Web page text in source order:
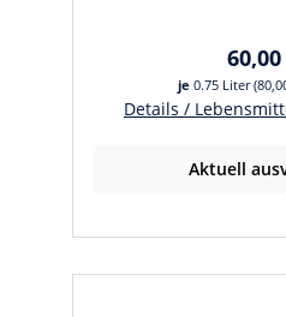
je 0.75 Liter
Details /
Aktuell